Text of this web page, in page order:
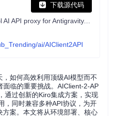
下载源代码
Self-hosted multi-protocol AI API proxy for Antigravity, Codex, Grok, Kiro, OpenAI, Claude, and custom providers. Supports OpenAI-compatible API, Claude API, Gemini protocol conversion, GPT, Grok Build, Claude Opus, Gemini Pro, Kimi, MiniMax, provider pools, smart routing, and automatic failover.
ai/AIClient2API
如何高效利用顶级AI模型而不
面临的重要挑战。AIClient-2-AP
通过创新的Kiro集成方案，实现
，同时兼容多种API协议，为开
案。本文将从环境部署、核心